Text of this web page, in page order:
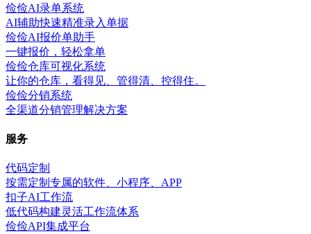
俭俭AI录单系统
AI辅助快速精准录入单据
俭俭AI报价单助手
一键报价，轻松拿单
俭俭仓库可视化系统
让你的仓库，看得见、管得清、控得住。
俭俭分销系统
全渠道分销管理解决方案
服务
代码定制
按需定制专属的软件、小程序、APP
扣子AI工作流
低代码构建灵活工作流体系
俭俭API集成平台